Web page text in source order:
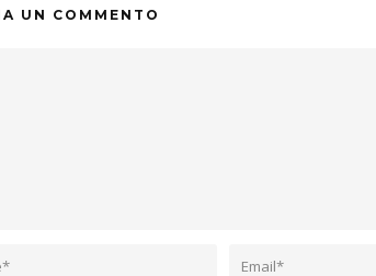
UN COMMENTO